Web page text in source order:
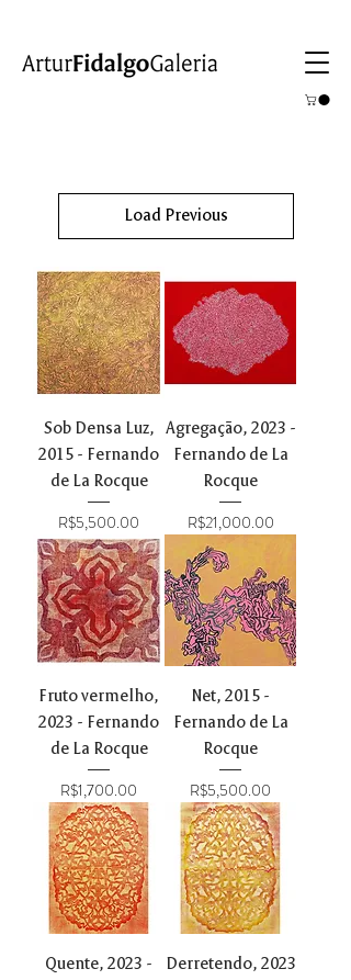
Load Previous
Sob Densa Luz,
2015 - Fernando
de La Rocque
Price
R$5,500.00
Agregação, 2023 -
Fernando de La
Rocque
Price
R$21,000.00
Fruto vermelho,
2023 - Fernando
de La Rocque
Price
R$1,700.00
Net, 2015 -
Fernando de La
Rocque
Price
R$5,500.00
Quente, 2023 -
Derretendo, 2023